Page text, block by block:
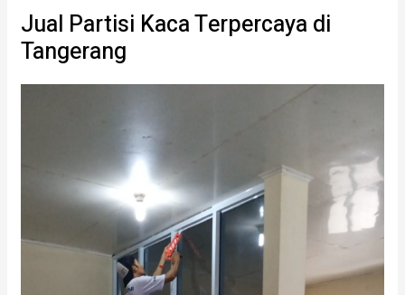
Jual Partisi Kaca Terpercaya di
Tangerang